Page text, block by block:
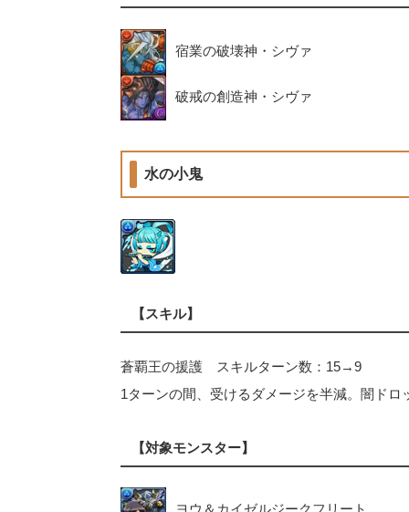
宿業の破壊神・シヴァ
破戒の創造神・シヴァ
水の小鬼
【スキル】
蒼覇王の援護 スキルターン数：15→9
1ターンの間、受けるダメージを半減。闇ドロ
【対象モンスター】